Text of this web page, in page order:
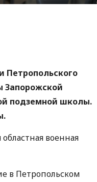
Петропольского
Запорожской
подземной школы.
военная
в Петропольском